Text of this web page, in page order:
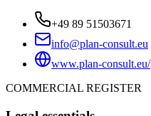
+49 89 51503671
info@plan-consult.eu
www.plan-consult.eu/
COMMERCIAL REGISTER